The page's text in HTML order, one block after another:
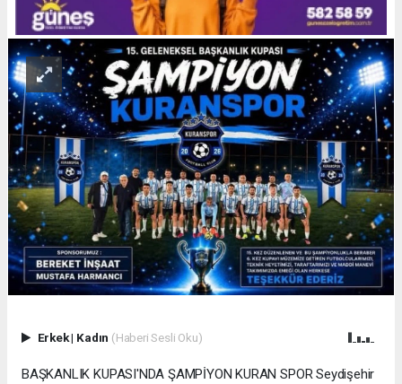
Erkek| Kadın (Haberi Sesli Oku)
BAŞKANLIK KUPASI'NDA ŞAMPİYON KURAN SPOR Seydişehir